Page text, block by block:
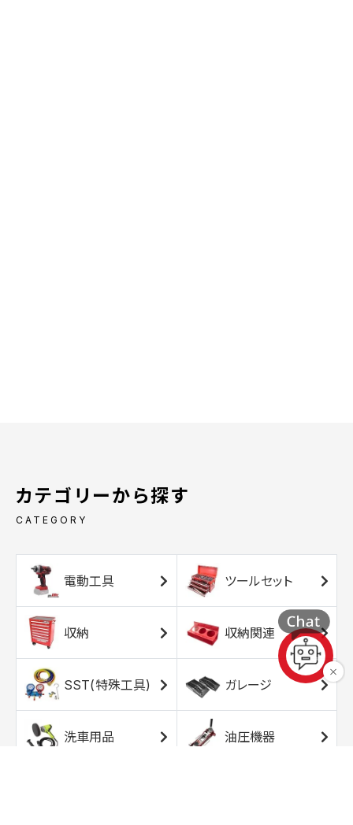
カテゴリーから探す
CATEGORY
電動工具 ツールセット
収納 収納関連
SST(特殊工具) ガレージ
洗車用品 油圧機器